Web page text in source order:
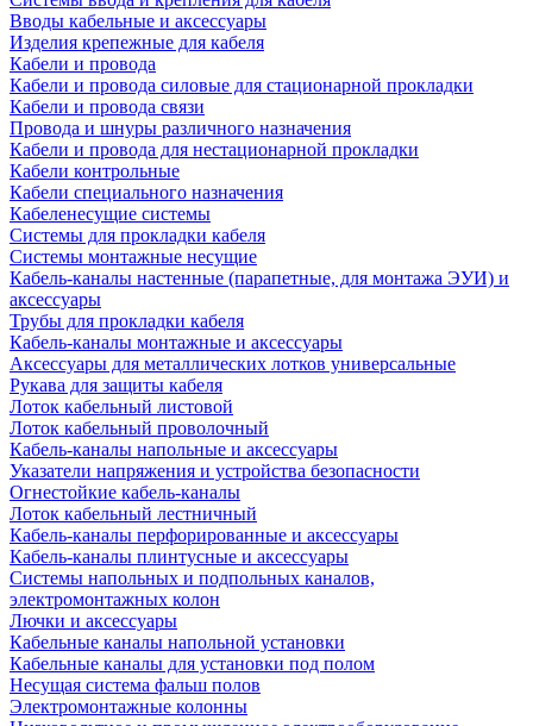
Вводы кабельные и аксессуары
Изделия крепежные для кабеля
Кабели и провода
Кабели и провода силовые для стационарной прокладки
Кабели и провода связи
Провода и шнуры различного назначения
Кабели и провода для нестационарной прокладки
Кабели контрольные
Кабели специального назначения
Кабеленесущие системы
Системы для прокладки кабеля
Системы монтажные несущие
Кабель-каналы настенные (парапетные, для монтажа ЭУИ) и
аксессуары
Трубы для прокладки кабеля
Кабель-каналы монтажные и аксессуары
Аксессуары для металлических лотков универсальные
Рукава для защиты кабеля
Лоток кабельный листовой
Лоток кабельный проволочный
Кабель-каналы напольные и аксессуары
Указатели напряжения и устройства безопасности
Огнестойкие кабель-каналы
Лоток кабельный лестничный
Кабель-каналы перфорированные и аксессуары
Кабель-каналы плинтусные и аксессуары
Системы напольных и подпольных каналов,
электромонтажных колон
Лючки и аксессуары
Кабельные каналы напольной установки
Кабельные каналы для установки под полом
Несущая система фальш полов
Электромонтажные колонны